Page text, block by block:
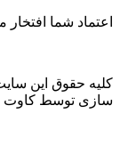
اعتماد شما
کلیه حقوق این
سازی توسط کاوت